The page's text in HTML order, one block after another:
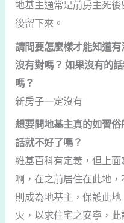
地基主通常是前房主死
後留下來。
請問要怎麼樣才能知道
沒有對嗎？ 如果沒有的
嗎？
新房子一定沒有
想要問地基主真的如習
話就不好了嗎？
維基百科有定義，但上
啊，在之前居住在此地
則成為地基主，保護此
火，以求住宅之安寧，